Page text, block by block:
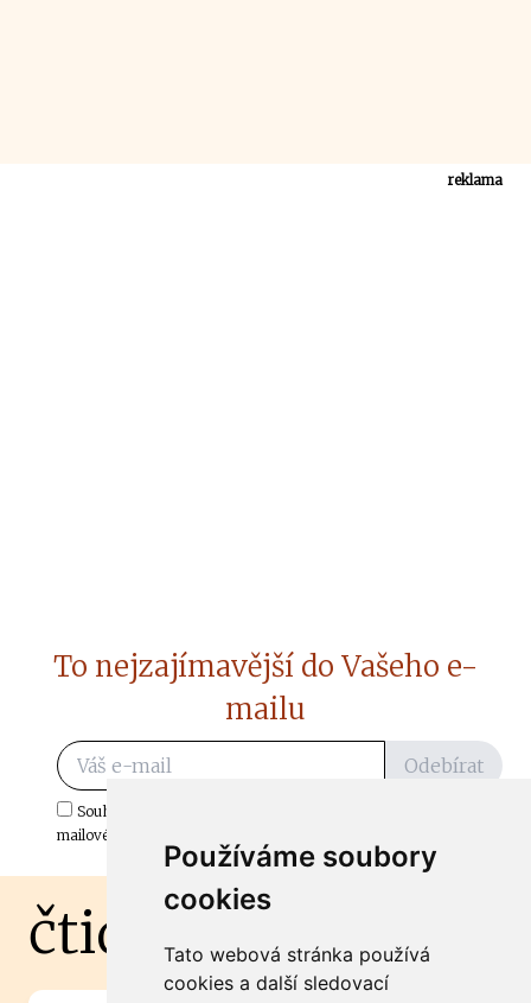
Používáme soubory
cookies
Tato webová stránka používá
cookies a další sledovací
reklama
To nejzajímavější do Vašeho e-
mailu
Odebírat
Souhlasím s odběrem důležitých zpráv ze ČtiDoma.cz do mé e-
mailové schránky.
čtidoma.cz